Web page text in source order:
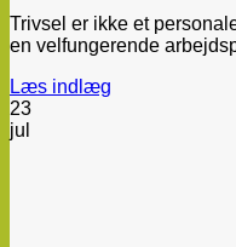
Trivsel er ikke et
en velfungerende
Læs indlæg
23
jul